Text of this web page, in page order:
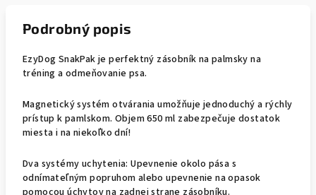
Podrobný popis
EzyDog SnakPak je perfektný zásobník na palmsky na
tréning a odmeňovanie psa.
Magnetický systém otvárania umožňuje jednoduchý a rýchly
prístup k pamlskom. Objem 650 ml zabezpečuje dostatok
miesta i na niekoľko dní!
Dva systémy uchytenia: Upevnenie okolo pása s
odnímateľným popruhom alebo upevnenie na opasok
pomocou úchytov na zadnej strane zásobníku.